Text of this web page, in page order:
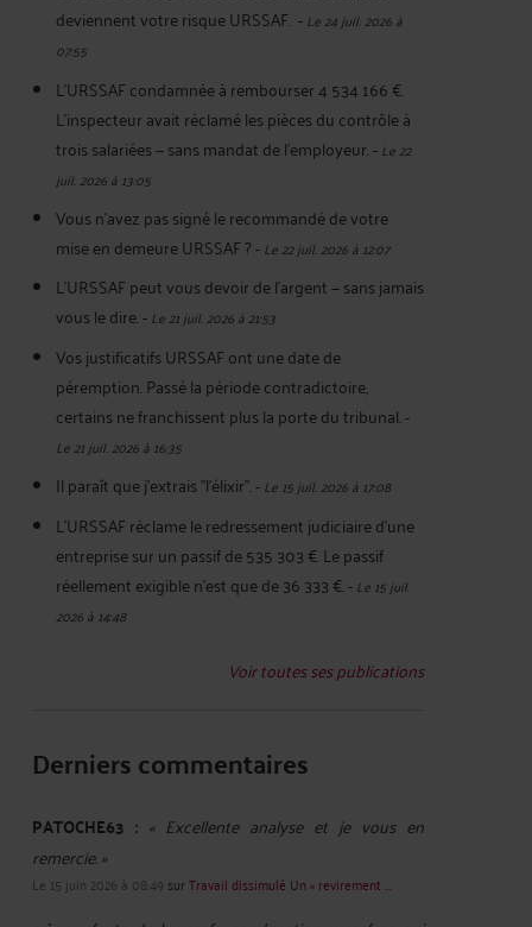
deviennent votre risque URSSAF. -Le 24 juil. 2026 à
07:55
L'URSSAF condamnée à rembourser 4 534 166 €.
L'inspecteur avait réclamé les pièces du contrôle à
trois salariées — sans mandat de l'employeur.-Le 22
juil. 2026 à 13:05
Vous n'avez pas signé le recommandé de votre
mise en demeure URSSAF ?-Le 22 juil. 2026 à 12:07
L’URSSAF peut vous devoir de l’argent — sans jamais
vous le dire.-Le 21 juil. 2026 à 21:53
Vos justificatifs URSSAF ont une date de
péremption. Passé la période contradictoire,
certains ne franchissent plus la porte du tribunal.-
Le 21 juil. 2026 à 16:35
Il paraît que j'extrais "l'élixir".-Le 15 juil. 2026 à 17:08
L'URSSAF réclame le redressement judiciaire d'une
entreprise sur un passif de 535 303 €. Le passif
réellement exigible n'est que de 36 333 €.-Le 15 juil.
2026 à 14:48
Voir toutes ses publications
Derniers commentaires
PATOCHE63 : « Excellente analyse et je vous en
remercie. »
Le 15 juin 2026 à 08:49 surTravail dissimulé Un « revirement ...